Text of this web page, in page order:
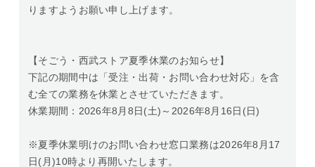
りますようお願い申し上げます。
【そごう・西武ストア夏季休業のお知らせ】
下記の期間中は「受注・出荷・お問い合わせ対応」を含
む全ての業務を休業とさせていただきます。
休業期間：2026年8月8日(土)～2026年8月16日(日)
※夏季休業明けのお問い合わせ窓口業務は2026年8月17
日(月)10時より再開いたします。